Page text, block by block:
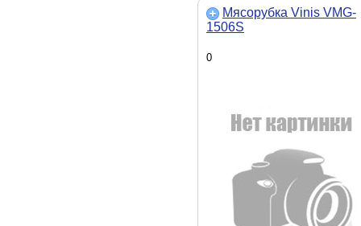
Мясорубка Vinis VMG-
1506S
0